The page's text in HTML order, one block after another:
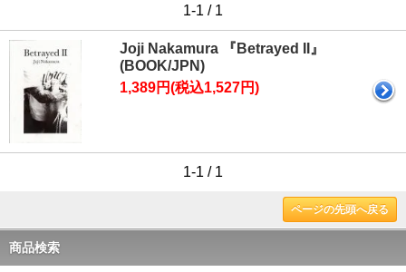
1-1 / 1
Joji Nakamura 『Betrayed II』
(BOOK/JPN)
1,389円(税込1,527円)
1-1 / 1
ページの先頭へ戻る
商品検索